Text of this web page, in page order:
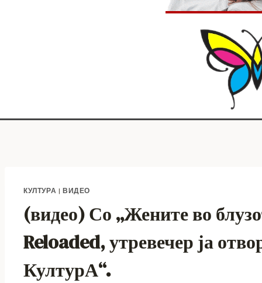
КУЛТУРА | ВИДЕО
(видео) Со „Жените во
Reloaded, утревечер ја
КултурА“.